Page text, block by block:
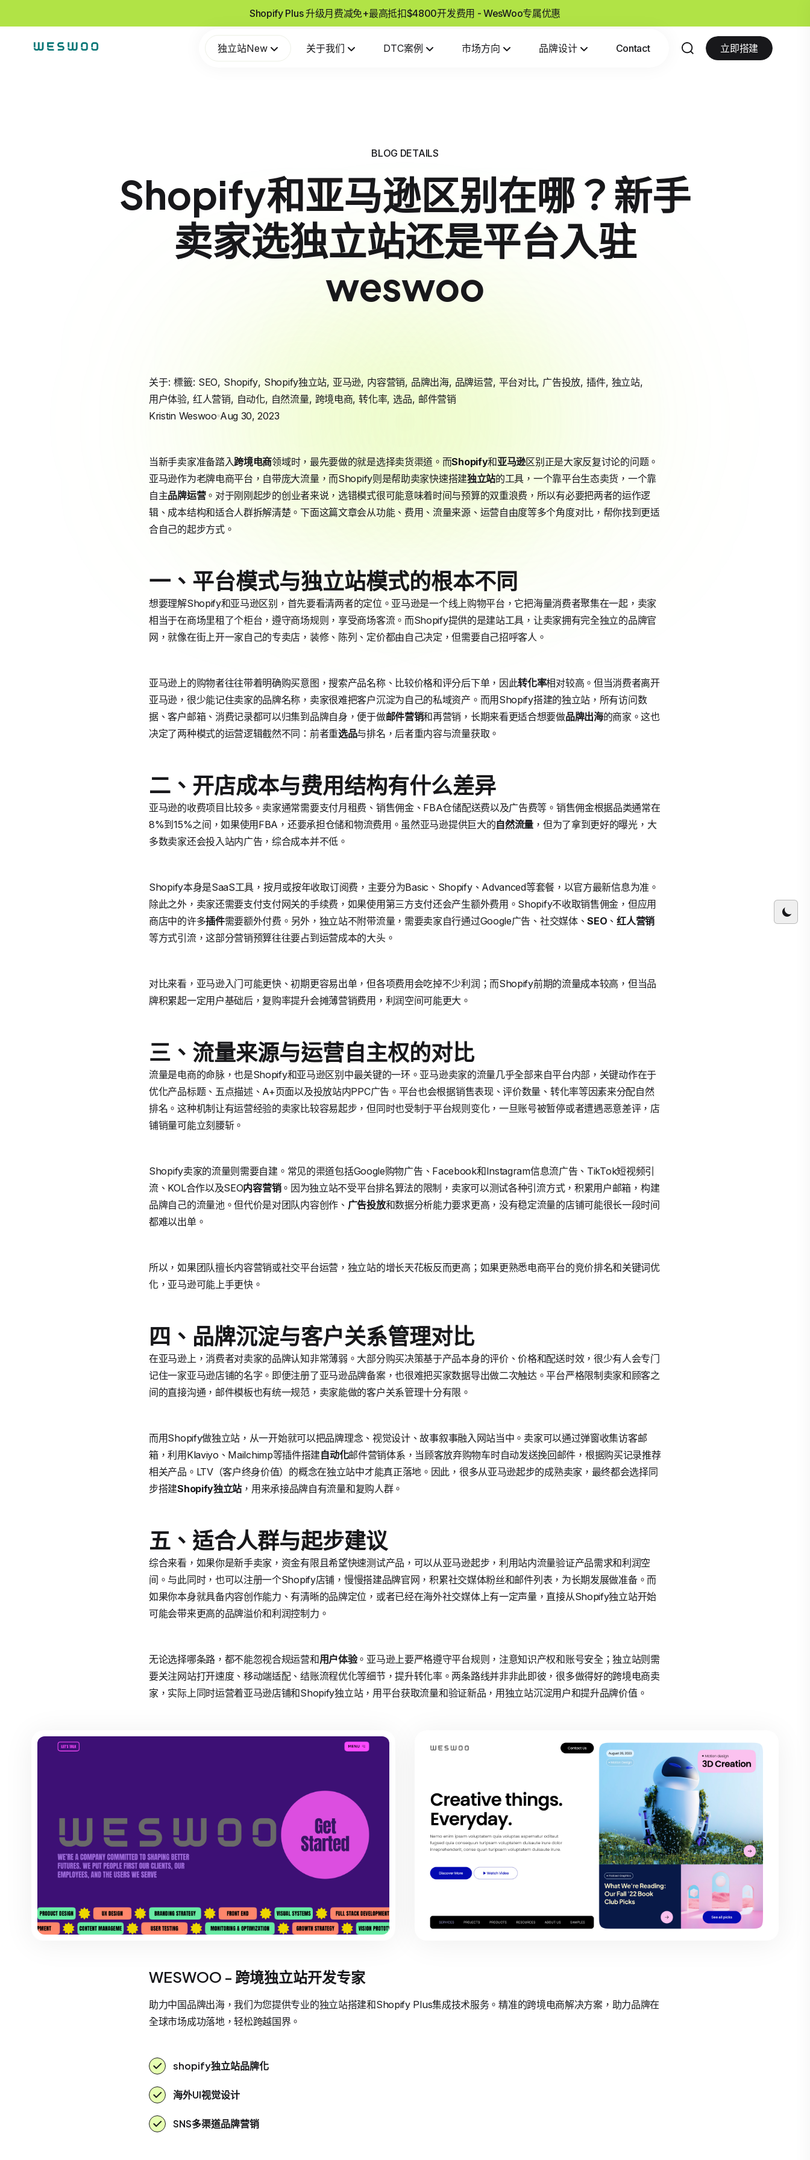
Shopify Plus 升级月费减免+最高抵扣$4800开发费用 - WesWoo专属优惠
独立站New 关于我们 DTC案例 市场方向 品牌设计 Contact 立即搭建
BLOG DETAILS
Shopify和亚马逊区别在哪？新手
卖家选独立站还是平台入驻
weswoo
关于: 標籤: SEO, Shopify, Shopify独立站, 亚马逊, 内容营销, 品牌出海, 品牌运营, 平台对比, 广告投放,插件, 独立站,
用户体验, 红人营销, 自动化, 自然流量, 跨境电商,转化率,选品, 邮件营销
Kristin Weswoo Aug 30, 2023
当新手卖家准备踏入跨境电商领域时，最先要做的就是选择卖货渠道。而Shopify和亚马逊区别正是大家反复讨论的问题。
亚马逊作为老牌电商平台，自带庞大流量，而Shopify则是帮助卖家快速搭建独立站的工具，一个靠平台生态卖货，一个靠
自主品牌运营。对于刚刚起步的创业者来说，选错模式很可能意味着时间与预算的双重浪费，所以有必要把两者的运作逻
辑、成本结构和适合人群拆解清楚。下面这篇文章会从功能、费用、流量来源、运营自由度等多个角度对比，帮你找到更适
合自己的起步方式。
一、平台模式与独立站模式的根本不同
想要理解Shopify和亚马逊区别，首先要看清两者的定位。亚马逊是一个线上购物平台，它把海量消费者聚集在一起，卖家
相当于在商场里租了个柜台，遵守商场规则，享受商场客流。而Shopify提供的是建站工具，让卖家拥有完全独立的品牌官
网，就像在街上开一家自己的专卖店，装修、陈列、定价都由自己决定，但需要自己招呼客人。
亚马逊上的购物者往往带着明确购买意图，搜索产品名称、比较价格和评分后下单，因此转化率相对较高。但当消费者离开
亚马逊，很少能记住卖家的品牌名称，卖家很难把客户沉淀为自己的私域资产。而用Shopify搭建的独立站，所有访问数
据、客户邮箱、消费记录都可以归集到品牌自身，便于做邮件营销和再营销，长期来看更适合想要做品牌出海的商家。这也
决定了两种模式的运营逻辑截然不同：前者重选品与排名，后者重内容与流量获取。
二、开店成本与费用结构有什么差异
亚马逊的收费项目比较多。卖家通常需要支付月租费、销售佣金、FBA仓储配送费以及广告费等。销售佣金根据品类通常在
8%到15%之间，如果使用FBA，还要承担仓储和物流费用。虽然亚马逊提供巨大的自然流量 ，但为了拿到更好的曝光，大
多数卖家还会投入站内广告，综合成本并不低。
Shopify本身是SaaS工具，按月或按年收取订阅费，主要分为Basic、Shopify、Advanced等套餐，以官方最新信息为准。
除此之外，卖家还需要支付支付网关的手续费，如果使用第三方支付还会产生额外费用。Shopify不收取销售佣金，但应用
商店中的许多插件需要额外付费。另外，独立站不附带流量，需要卖家自行通过Google广告、社交媒体、SEO 、红人营销
等方式引流，这部分营销预算往往要占到运营成本的大头。
对比来看，亚马逊入门可能更快、初期更容易出单，但各项费用会吃掉不少利润；而Shopify前期的流量成本较高，但当品
牌积累起一定用户基础后，复购率提升会摊薄营销费用，利润空间可能更大。
三、流量来源与运营自主权的对比
流量是电商的命脉，也是Shopify和亚马逊区别中最关键的一环。亚马逊卖家的流量几乎全部来自平台内部，关键动作在于
优化产品标题、五点描述、A+页面以及投放站内PPC广告。平台也会根据销售表现、评价数量、转化率等因素来分配自然
排名。这种机制让有运营经验的卖家比较容易起步，但同时也受制于平台规则变化，一旦账号被暂停或者遭遇恶意差评，店
铺销量可能立刻腰斩。
Shopify卖家的流量则需要自建。常见的渠道包括Google购物广告、Facebook和Instagram信息流广告、TikTok短视频引
流、KOL合作以及SEO内容营销。因为独立站不受平台排名算法的限制，卖家可以测试各种引流方式，积累用户邮箱，构建
品牌自己的流量池。但代价是对团队内容创作、 广告投放和数据分析能力要求更高，没有稳定流量的店铺可能很长一段时间
都难以出单。
所以，如果团队擅长内容营销或社交平台运营，独立站的增长天花板反而更高；如果更熟悉电商平台的竞价排名和关键词优
化，亚马逊可能上手更快。
四、品牌沉淀与客户关系管理对比
在亚马逊上，消费者对卖家的品牌认知非常薄弱。大部分购买决策基于产品本身的评价、价格和配送时效，很少有人会专门
记住一家亚马逊店铺的名字。即便注册了亚马逊品牌备案，也很难把买家数据导出做二次触达。平台严格限制卖家和顾客之
间的直接沟通，邮件模板也有统一规范，卖家能做的客户关系管理十分有限。
而用Shopify做独立站，从一开始就可以把品牌理念、视觉设计、故事叙事融入网站当中。卖家可以通过弹窗收集访客邮
箱，利用Klaviyo、Mailchimp等插件搭建自动化邮件营销体系，当顾客放弃购物车时自动发送挽回邮件，根据购买记录推荐
相关产品。LTV（客户终身价值）的概念在独立站中才能真正落地。因此，很多从亚马逊起步的成熟卖家，最终都会选择同
步搭建Shopify独立站 ，用来承接品牌自有流量和复购人群。
五、适合人群与起步建议
综合来看，如果你是新手卖家，资金有限且希望快速测试产品，可以从亚马逊起步，利用站内流量验证产品需求和利润空
间。与此同时，也可以注册一个Shopify店铺，慢慢搭建品牌官网，积累社交媒体粉丝和邮件列表，为长期发展做准备。而
如果你本身就具备内容创作能力、有清晰的品牌定位，或者已经在海外社交媒体上有一定声量，直接从Shopify独立站开始
可能会带来更高的品牌溢价和利润控制力。
无论选择哪条路，都不能忽视合规运营和用户体验。亚马逊上要严格遵守平台规则，注意知识产权和账号安全；独立站则需
要关注网站打开速度、移动端适配、结账流程优化等细节，提升转化率。两条路线并非非此即彼，很多做得好的跨境电商卖
家，实际上同时运营着亚马逊店铺和Shopify独立站，用平台获取流量和验证新品，用独立站沉淀用户和提升品牌价值。
WESWOO - 跨境独立站开发专家
助力中国品牌出海，我们为您提供专业的独立站搭建和Shopify Plus集成技术服务。精准的跨境电商解决方案，助力品牌在
全球市场成功落地，轻松跨越国界。
shopify独立站品牌化
海外UI视觉设计
SNS多渠道品牌营销